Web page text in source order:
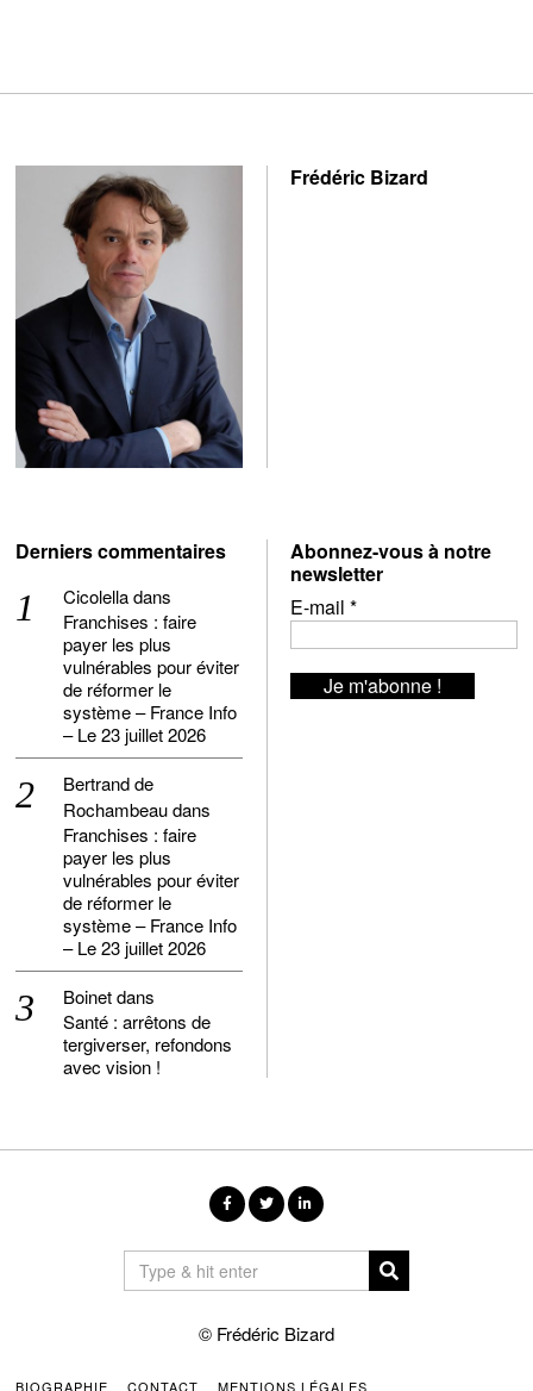
Frédéric Bizard
Derniers commentaires
Cicolelladans
Franchises : faire
payer les plus
vulnérables pour éviter
de réformer le
système – France Info
– Le 23 juillet 2026
Bertrand de
Rochambeaudans
Franchises : faire
payer les plus
vulnérables pour éviter
de réformer le
système – France Info
– Le 23 juillet 2026
Boinetdans
Santé : arrêtons de
tergiverser, refondons
avec vision !
Abonnez-vous à notre
newsletter
E-mail *
© Frédéric Bizard
BIOGRAPHIE CONTACT MENTIONS LÉGALES